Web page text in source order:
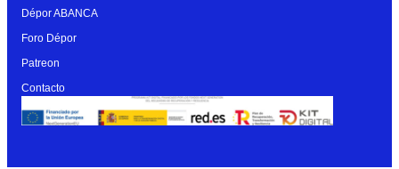
Dépor ABANCA
Foro Dépor
Patreon
Contacto